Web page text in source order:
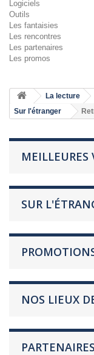
Logiciels
Outils
Les fantaisies
Les rencontres
Les partenaires
Les promos
La lecture
Sur l'étranger
MEILLEURES
SUR
NOS LIEUX
PARTENAIRES